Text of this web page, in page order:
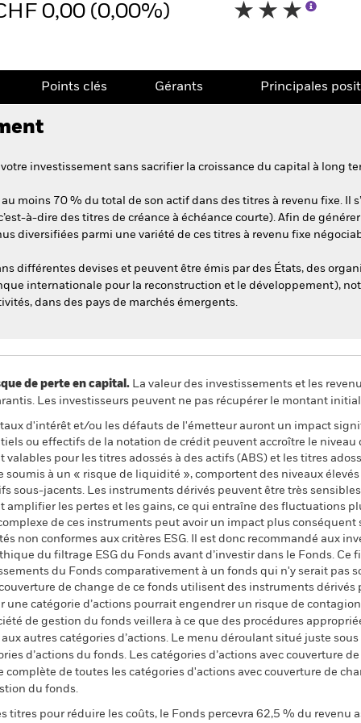
0,00 (0,00%)
Points clés Gérants Principales
investissement sans sacrifier la croissance du capital à long
moins 70 % du total de son actif dans des titres à revenu fixe. Il
à-dire des titres de créance à échéance courte). Afin de
diversifiées parmi une variété de ces titres à revenu fixe
différentes devises et peuvent être émis par des États, des
internationale pour la reconstruction et le développement),
dans des pays de marchés émergents.
de perte en capital. La valeur des investissements et les
Les investisseurs peuvent ne pas récupérer le montant
d'intérêt et/ou les défauts de l'émetteur auront un impact
ou effectifs de la notation de crédit peuvent accroître le niveau
pour les titres adossés à des actifs (ABS) et les titres
soumis à un « risque de liquidité », comportent des niveaux
sous-jacents. Les instruments dérivés peuvent être très
amplifier les pertes et les gains, ce qui entraîne des fluctuations
de ces instruments peut avoir un impact plus conséquent
non conformes aux critères ESG. Il est donc recommandé aux
du filtrage ESG du Fonds avant d’investir dans le Fonds. Ce
du Fonds comparativement à un fonds qui n'y serait pas
de change de ce fonds utilisent des instruments
une catégorie d’actions pourrait engendrer un risque de
de gestion du fonds veillera à ce que des procédures
autres catégories d’actions. Le menu déroulant situé juste
d’actions du fonds. Les catégories d’actions avec couverture
de toutes les catégories d'actions avec couverture de
du fonds.
titres pour réduire les coûts, le Fonds percevra 62,5 % du revenu